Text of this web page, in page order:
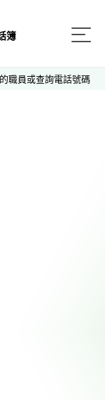
簿
職員或查詢電話號碼